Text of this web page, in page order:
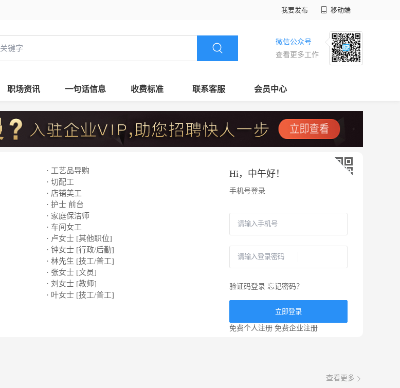
我要发布 移动端
微信公众号
查看更多工作
职场资讯 一句话信息 收费标准 联系客服 会员中心
· 工艺品导购
· 切配工
· 店铺美工
· 护士 前台
· 家庭保洁师
· 车间女工
· 卢女士 [其他职位]
· 钟女士 [行政/后勤]
· 林先生 [技工/普工]
· 张女士 [文员]
· 刘女士 [教师]
· 叶女士 [技工/普工]
Hi， 中午好！
手机号登录
验证码登录 忘记密码？
立即登录
免费个人注册 免费企业注册
查看更多